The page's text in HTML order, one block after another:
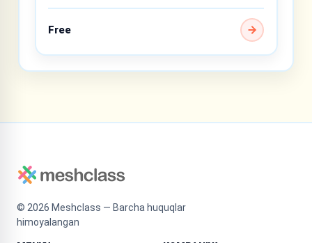
Free
© 2026 Meshclass — Barcha huquqlar
himoyalangan